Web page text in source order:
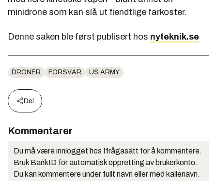
minidrone som kan slå ut fiendtlige farkoster.
Denne saken ble først publisert hos nyteknik.se
DRONER FORSVAR US ARMY
Del
Kommentarer
Du må være innlogget hos Ifrågasätt for å kommentere.
Bruk BankID for automatisk oppretting av brukerkonto.
Du kan kommentere under fullt navn eller med kallenavn.